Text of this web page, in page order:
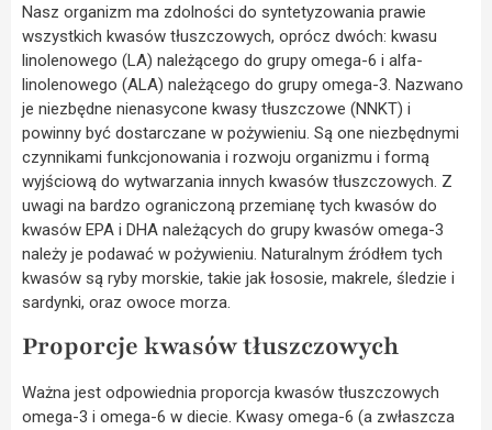
Nasz organizm ma zdolności do syntetyzowania prawie
wszystkich kwasów tłuszczowych, oprócz dwóch: kwasu
linolenowego (LA) należącego do grupy omega-6 i alfa-
linolenowego (ALA) należącego do grupy omega-3. Nazwano
je niezbędne nienasycone kwasy tłuszczowe (NNKT) i
powinny być dostarczane w pożywieniu. Są one niezbędnymi
czynnikami funkcjonowania i rozwoju organizmu i formą
wyjściową do wytwarzania innych kwasów tłuszczowych. Z
uwagi na bardzo ograniczoną przemianę tych kwasów do
kwasów EPA i DHA należących do grupy kwasów omega-3
należy je podawać w pożywieniu. Naturalnym źródłem tych
kwasów są ryby morskie, takie jak łososie, makrele, śledzie i
sardynki, oraz owoce morza.
Proporcje kwasów tłuszczowych
Ważna jest odpowiednia proporcja kwasów tłuszczowych
omega-3 i omega-6 w diecie. Kwasy omega-6 (a zwłaszcza